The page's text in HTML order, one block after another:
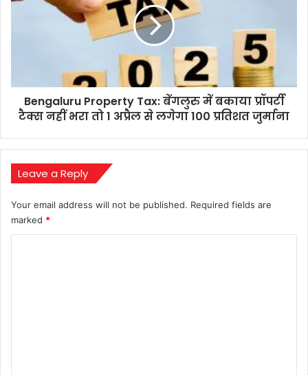
नहीं
लगेगा
100
प्रतिशत
जुर्माना
Bengaluru Property Tax: बेंगलुरु में बकाया प्रॉपर्टी
टैक्स नहीं भरा तो 1 अप्रैल से लगेगा 100 प्रतिशत जुर्माना
Leave a Reply
Your email address will not be published. Required fields are
marked *